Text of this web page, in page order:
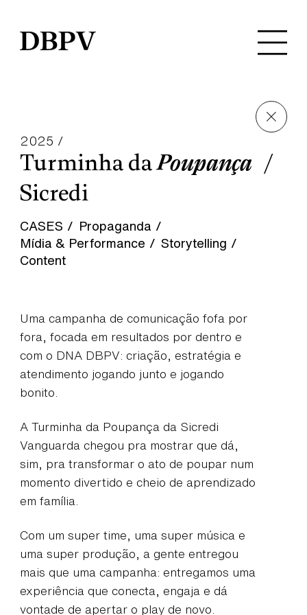
2025 /
Turminha daPoupança
Sicredi
CASES
Propaganda
Mídia & Performance
Storytelling
Content
Uma campanha de comunicação fofa por
fora, focada em resultados por dentro e
com o DNA DBPV: criação, estratégia e
atendimento jogando junto e jogando
bonito.
A Turminha da Poupança da Sicredi
Vanguarda chegou pra mostrar que dá,
sim, pra transformar o ato de poupar num
momento divertido e cheio de aprendizado
em família.
Com um super time, uma super música e
uma super produção, a gente entregou
mais que uma campanha: entregamos uma
experiência que conecta, engaja e dá
vontade de apertar o play de novo.